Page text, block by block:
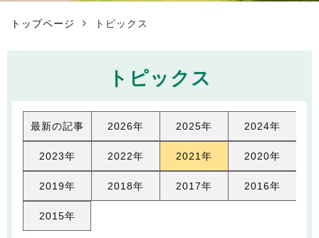
トップページ トピックス
トピックス
最新の記事 2026年 2025年 2024年
2023年 2022年 2021年 2020年
2019年 2018年 2017年 2016年
2015年